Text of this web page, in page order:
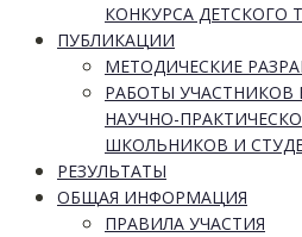
КОНКУРСА ДЕТСКОГО
ПУБЛИКАЦИИ
МЕТОДИЧЕСКИЕ
РАБОТЫ УЧАСТНИКОВ
НАУЧНО-
ШКОЛЬНИКОВ И
РЕЗУЛЬТАТЫ
ОБЩАЯ ИНФОРМАЦИЯ
ПРАВИЛА УЧАСТИЯ